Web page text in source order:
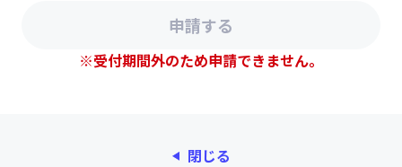
※受付期間外のため申請できません。
閉じる